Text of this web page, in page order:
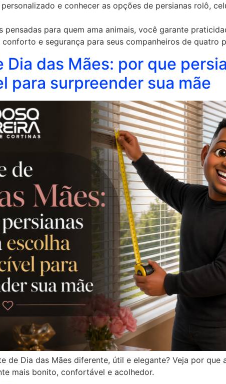
e conhecer as opções de persianas rolô,
pensadas para quem ama animais, você garante
e segurança para seus companheiros de quatro
Dia das Mães: por que
para surpreender sua mãe
de Dia das Mães diferente, útil e elegante? Veja por
mais bonito, confortável e acolhedor.